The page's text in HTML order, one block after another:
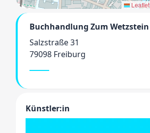
Leaflet
Buchhandlung Zum Wetzstein
Salzstraße 31
79098 Freiburg
Künstler:in